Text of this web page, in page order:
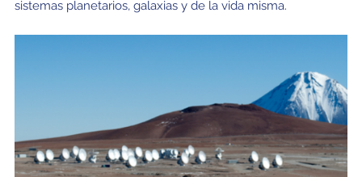
sistemas planetarios, galaxias y de la vida misma.